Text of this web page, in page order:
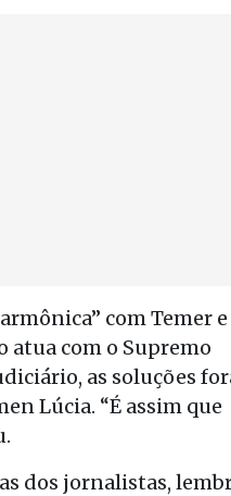
com Temer e
atua com o Supremo
as soluções
Lúcia. “É assim que
dos jornalistas,